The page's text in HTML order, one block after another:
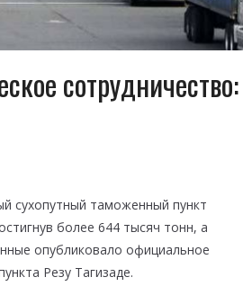
сотрудничество:
сухопутный таможенный пункт
более 644 тысяч тонн, а
опубликовало официальное
Резу Тагизаде.